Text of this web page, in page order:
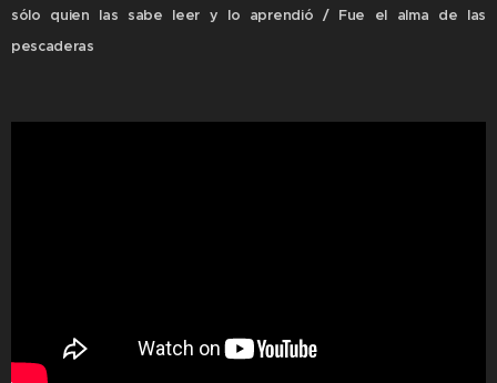
sólo quien las sabe leer y lo aprendió / Fue el alma de las
pescaderas